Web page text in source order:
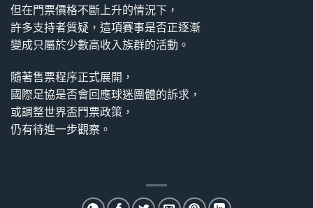
但在門票價格不斷上升的情況下，
許多支持者質疑，這項賽事是否正逐漸
變成只屬於少數高收入族群的活動。
隨著售票程序正式展開，
國際足協是否會回應球迷團體的訴求，
或調整世界盃門票政策，
仍有待進一步觀察。